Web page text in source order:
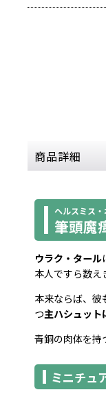
商品詳細
ヘルスミス
筆頭魔
ウラク・タール
本人ですら数え
本来ならば、彼
つ――主ハシュット
青銅の肉体を持
ミニチュ